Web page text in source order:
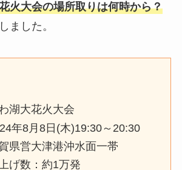
火大会の場所取りは何時から？
ました。
湖大花火大会
年8月8日(木)19:30～20:30
県営大津港沖水面一帯
げ数：約1万発